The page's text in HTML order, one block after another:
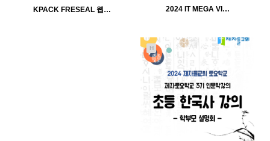
KPACK FRESEAL 웹…
748
02-11
인바이트미
2024 IT MEGA VI…
H